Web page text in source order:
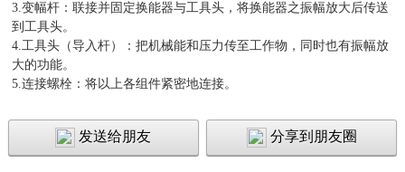
3.变幅杆：联接并固定换能器与工具头，将换能器之振幅放大后传送
到工具头。
4.工具头（导入杆）：把机械能和压力传至工作物，同时也有振幅放
大的功能。
5.连接螺栓：将以上各组件紧密地连接。
发送给朋友 分享到朋友圈